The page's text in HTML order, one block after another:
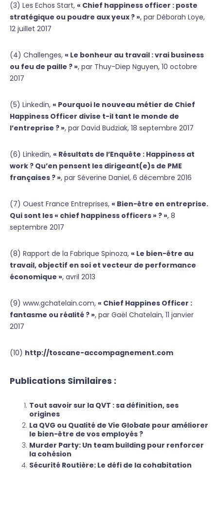
(3) Les Echos Start, « Chief happiness officer : poste
stratégique ou poudre aux yeux ? », par Déborah Loye,
12 juillet 2017
(4) Challenges, « Le bonheur au travail : vrai business
ou feu de paille ? », par Thuy-Diep Nguyen, 10 octobre
2017
(5) Linkedin, « Pourquoi le nouveau métier de Chief
Happiness Officer divise t-il tant le monde de
l’entreprise ? », par David Budziak, 18 septembre 2017
(6) Linkedin, « Résultats de l’Enquête : Happiness at
work ? Qu’en pensent les dirigeant(e)s de PME
françaises ? », par Séverine Daniel, 6 décembre 2016
(7) Ouest France Entreprises, « Bien-être en entreprise.
Qui sont les « chief happiness officers » ? », 8
septembre 2017
(8) Rapport de la Fabrique Spinoza, « Le bien-être au
travail, objectif en soi et vecteur de performance
économique », avril 2013
(9) www.gchatelain.com, « Chief Happines Officer :
fantasme ou réalité ? », par Gaël Chatelain, 11 janvier
2017
(10) http://toscane-accompagnement.com
Publications Similaires :
Tout savoir sur la QVT : sa définition, ses
origines
La QVG ou Qualité de Vie Globale pour améliorer
le bien-être de vos employés ?
Murder Party: Un team building pour renforcer
la cohésion
Sécurité Routière: Le défi de la cohabitation